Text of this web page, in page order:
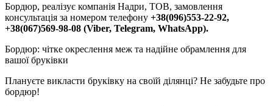
Бордюр, реалізує компанія Надри, ТОВ, замовлення
консультація за номером телефону +38(096)553-22-92,
+38(067)569-98-08 (Viber, Telegram, WhatsApp).
Бордюр: чітке окреслення меж та надійне обрамлення для
вашої бруківки
Плануєте викласти бруківку на своїй ділянці? Не забудьте про
бордюр!